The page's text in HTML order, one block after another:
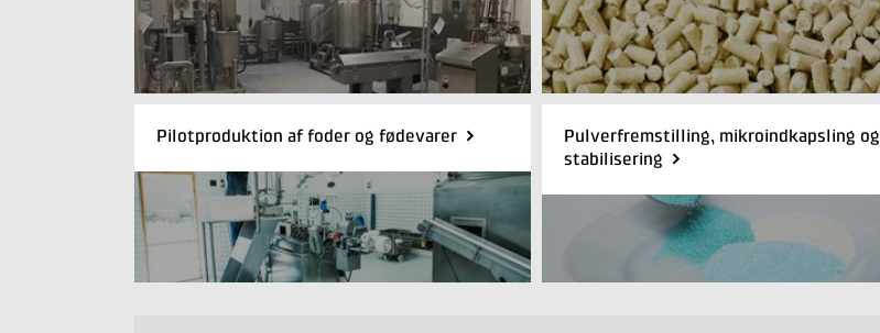
Pilotproduktion af foder og fødevarer
Pulverfremstilling, mikroindkapsling og
stabilisering